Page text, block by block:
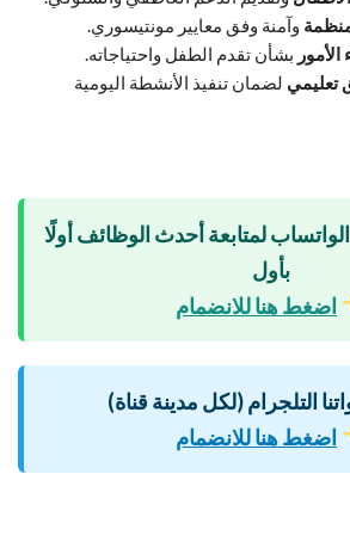
وآمنة وفق معايير مونتيسوري.
بشأن تقدم الطفل واحتياجاته.
تعليمي لضمان تنفيذ الأنشطة اليومية
لمتابعة أحدث الوظائف أولًا
بأول
اضغط هنا للانضمام
التلجرام (لكل مدينة قناة)
اضغط هنا للانضمام